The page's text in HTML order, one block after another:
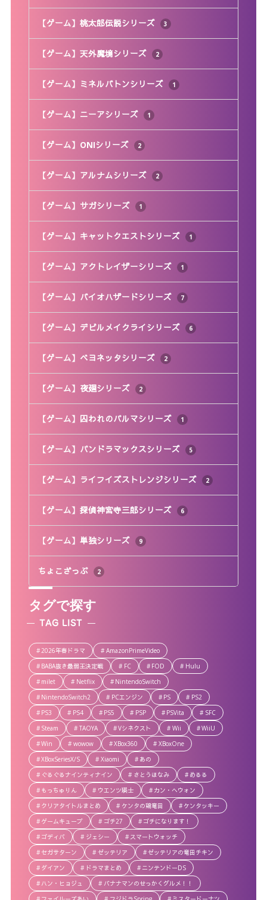
【ゲーム】桃太郎伝説シリーズ 3
【ゲーム】天外魔境シリーズ 2
【ゲーム】ミネルバトンシリーズ 1
【ゲーム】ニーアシリーズ 1
【ゲーム】ONIシリーズ 2
【ゲーム】アルナムシリーズ 2
【ゲーム】サガシリーズ 1
【ゲーム】キャットクエストシリーズ 1
【ゲーム】アクトレイザーシリーズ 1
【ゲーム】バイオハザードシリーズ 7
【ゲーム】デビルメイクライシリーズ 6
【ゲーム】ベヨネッタシリーズ 2
【ゲーム】夜廻シリーズ 2
【ゲーム】囚われのパルマシリーズ 1
【ゲーム】パンドラマックスシリーズ 5
【ゲーム】ライフイズストレンジシリーズ 2
【ゲーム】探偵神宮寺三郎シリーズ 6
【ゲーム】単独シリーズ 9
ちょこざっぷ 2
タグで探す
TAG LIST
2026年春ドラマ
AmazonPrimeVideo
BABA抜き最弱王決定戦
FC FOD
Hulu
milet
Netflix
NintendoSwitch
NintendoSwitch2
PCエンジン PS
PS2
PS3
PS4 PS5 PSP PSVita
SFC
Steam
TAOYA Vシネクスト Wii
WiiU
Win
wowow XBox360
XBoxOne
XBoxSeriesX/S
Xiaomi
あの
ぐるぐるナインティナイン
さとうほなみ
めるる
もっちゅりん
ウエンツ瑛士
カン・ヘウォン
クリアタイトルまとめ
ケンタの鶏竜田
ケンタッキー
ゲームキューブ
ゴチ27
ゴチになります！
ゴディバ
ジェシー
スマートウォッチ
セガサターン
ゼッテリア
ゼッテリアの竜田チキン
ダイアン
ドラマまとめ
ニンテンドーDS
ハン・ヒョジュ
バナナマンのせっかくグルメ！！